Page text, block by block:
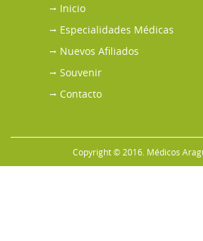
Inicio
Especialidades Médicas
Nuevos Afiliados
Souvenir
Contacto
Copyright © 2016. Médicos